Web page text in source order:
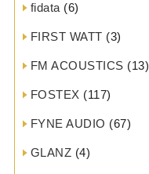
fidata (6)
FIRST WATT (3)
FM ACOUSTICS (13)
FOSTEX (117)
FYNE AUDIO (67)
GLANZ (4)